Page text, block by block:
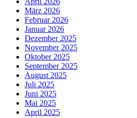
März 2026
Februar 2026
Januar 2026
Dezember 2025
November 2025
Oktober 2025
September 2025
August 2025
Juli 2025
Juni 2025
Mai 2025
April 2025